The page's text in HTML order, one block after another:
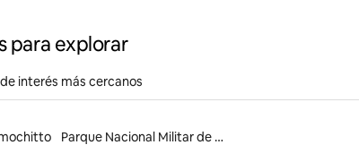
para explorar
interés más cercanos
Parque Nacional Militar de Vicksburg